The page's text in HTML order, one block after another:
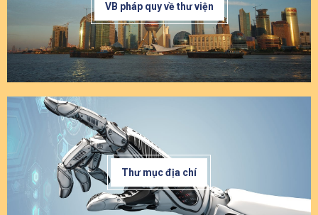
VB pháp quy về thư viện
Thư mục địa chí